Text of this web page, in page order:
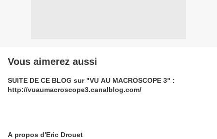
Vous aimerez aussi
SUITE DE CE BLOG sur "VU AU MACROSCOPE 3" :
http://vuaumacroscope3.canalblog.com/
A propos d'Eric Drouet